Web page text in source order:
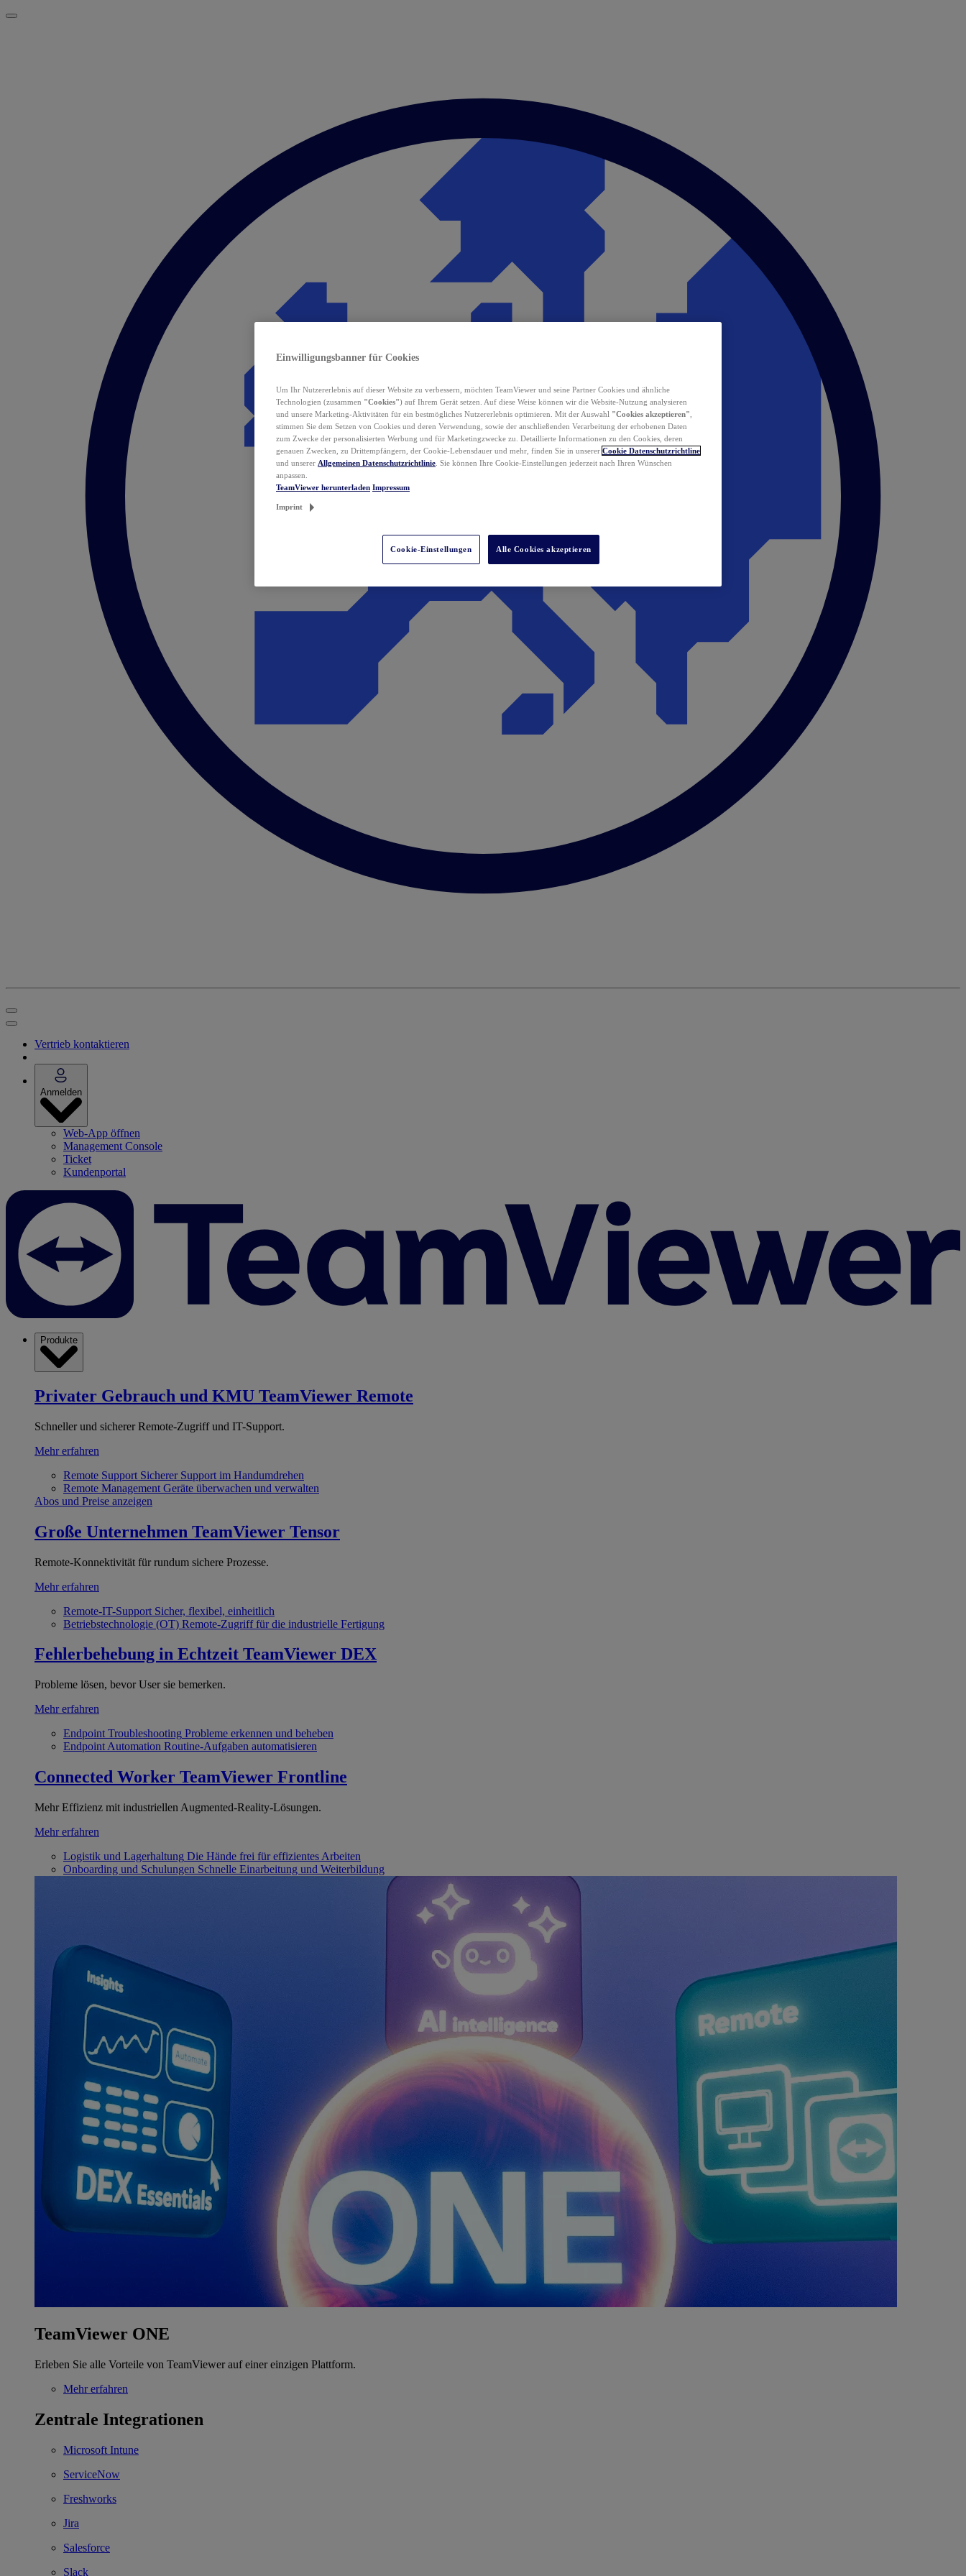
Vertrieb kontaktieren
Anmelden
Web-App öffnen
Management Console
Ticket
Kundenportal
Produkte
Privater Gebrauch und KMU TeamViewer Remote
Schneller und sicherer Remote-Zugriff und IT-Support.
Mehr erfahren
Remote Support Sicherer Support im Handumdrehen
Remote Management Geräte überwachen und verwalten
Abos und Preise anzeigen
Große Unternehmen TeamViewer Tensor
Remote-Konnektivität für rundum sichere Prozesse.
Mehr erfahren
Remote-IT-Support Sicher, flexibel, einheitlich
Betriebstechnologie (OT) Remote-Zugriff für die industrielle Fertigung
Fehlerbehebung in Echtzeit TeamViewer DEX
Probleme lösen, bevor User sie bemerken.
Mehr erfahren
Endpoint Troubleshooting Probleme erkennen und beheben
Endpoint Automation Routine-Aufgaben automatisieren
Connected Worker TeamViewer Frontline
Mehr Effizienz mit industriellen Augmented-Reality-Lösungen.
Mehr erfahren
Logistik und Lagerhaltung Die Hände frei für effizientes Arbeiten
Onboarding und Schulungen Schnelle Einarbeitung und Weiterbildung
TeamViewer ONE
Erleben Sie alle Vorteile von TeamViewer auf einer einzigen Plattform.
Mehr erfahren
Zentrale Integrationen
Microsoft Intune
ServiceNow
Freshworks
Jira
Salesforce
Slack
Einwilligungsbanner für Cookies
Um Ihr Nutzererlebnis auf dieser Website zu verbessern, möchten TeamViewer und seine Partner Cookies und ähnliche
Technologien (zusammen "Cookies") auf Ihrem Gerät setzen. Auf diese Weise können wir die Website-Nutzung analysieren
und unsere Marketing-Aktivitäten für ein bestmögliches Nutzererlebnis optimieren. Mit der Auswahl "Cookies akzeptieren"
stimmen Sie dem Setzen von Cookies und deren Verwendung, sowie der anschließenden Verarbeitung der erhobenen Daten
zum Zwecke der personalisierten Werbung und für Marketingzwecke zu. Detaillierte Informationen zu den Cookies, deren
genauen Zwecken, zu Drittempfängern, der Cookie-Lebensdauer und mehr, finden Sie in unserer Cookie Datenschutzrichtline
und unserer Allgemeinen Datenschutzrichtlinie . Sie können Ihre Cookie-Einstellungen jederzeit nach Ihren Wünschen
anpassen.
TeamViewer herunterladen Impressum
Imprint
Cookie-Einstellungen Alle Cookies akzeptieren